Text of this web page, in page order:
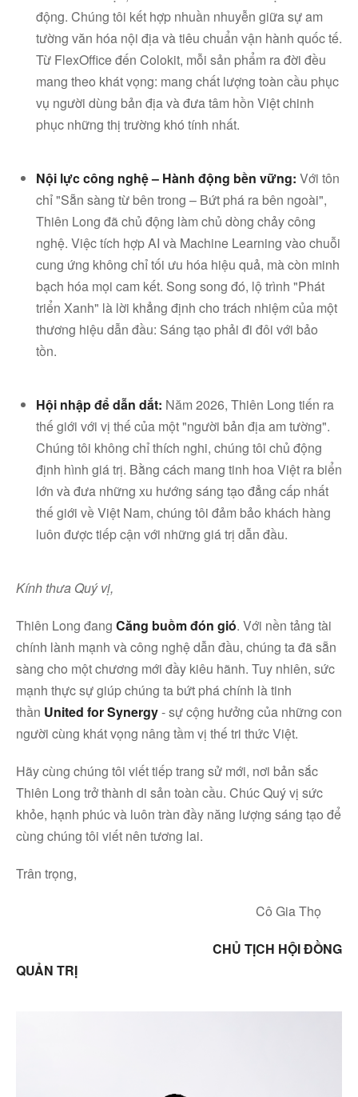
động. Chúng tôi kết hợp nhuần nhuyễn giữa sự am
tường văn hóa nội địa và tiêu chuẩn vận hành quốc tế.
Từ FlexOffice đến Colokit, mỗi sản phẩm ra đời đều
mang theo khát vọng: mang chất lượng toàn cầu phục
vụ người dùng bản địa và đưa tâm hồn Việt chinh
phục những thị trường khó tính nhất.
Nội lực công nghệ – Hành động bền vững: Với tôn
chỉ "Sẵn sàng từ bên trong – Bứt phá ra bên ngoài",
Thiên Long đã chủ động làm chủ dòng chảy công
nghệ. Việc tích hợp AI và Machine Learning vào chuỗi
cung ứng không chỉ tối ưu hóa hiệu quả, mà còn minh
bạch hóa mọi cam kết. Song song đó, lộ trình "Phát
triển Xanh" là lời khẳng định cho trách nhiệm của một
thương hiệu dẫn đầu: Sáng tạo phải đi đôi với bảo
tồn.
Hội nhập để dẫn dắt: Năm 2026, Thiên Long tiến ra
thế giới với vị thế của một "người bản địa am tường".
Chúng tôi không chỉ thích nghi, chúng tôi chủ động
định hình giá trị. Bằng cách mang tinh hoa Việt ra biển
lớn và đưa những xu hướng sáng tạo đẳng cấp nhất
thế giới về Việt Nam, chúng tôi đảm bảo khách hàng
luôn được tiếp cận với những giá trị dẫn đầu.
Kính thưa Quý vị,
Thiên Long đang Căng buồm đón gió. Với nền tảng tài
chính lành mạnh và công nghệ dẫn đầu, chúng ta đã sẵn
sàng cho một chương mới đầy kiêu hãnh. Tuy nhiên, sức
mạnh thực sự giúp chúng ta bứt phá chính là tinh
thần United for Synergy- sự cộng hưởng của những con
người cùng khát vọng nâng tầm vị thế tri thức Việt.
Hãy cùng chúng tôi viết tiếp trang sử mới, nơi bản sắc
Thiên Long trở thành di sản toàn cầu. Chúc Quý vị sức
khỏe, hạnh phúc và luôn tràn đầy năng lượng sáng tạo để
cùng chúng tôi viết nên tương lai.
Trân trọng,
Cô Gia Thọ
CHỦ TỊCH HỘI ĐỒNG
QUẢN TRỊ
Facebook
Youtube
Linkedin